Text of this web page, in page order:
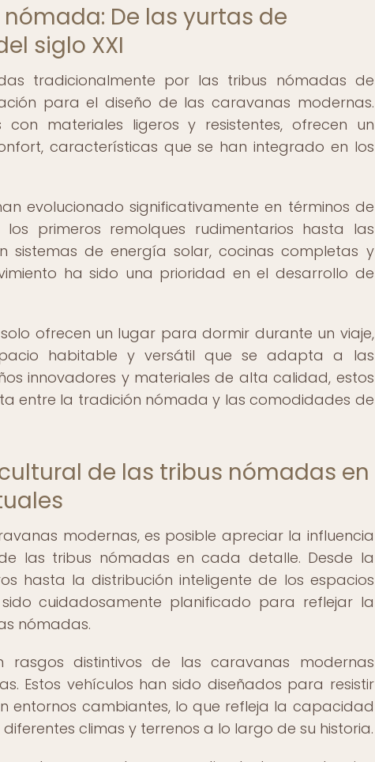
De las yurtas de
siglo XXI
tradicionalmente por las tribus nómadas de
para el diseño de las caravanas modernas.
con materiales ligeros y resistentes, ofrecen un
características que se han integrado en los
evolucionado significativamente en términos de
primeros remolques rudimentarios hasta las
sistemas de energía solar, cocinas completas y
ha sido una prioridad en el desarrollo de
ofrecen un lugar para dormir durante un viaje,
habitable y versátil que se adapta a las
innovadores y materiales de alta calidad, estos
entre la tradición nómada y las comodidades de
de las tribus nómadas en
modernas, es posible apreciar la influencia
las tribus nómadas en cada detalle. Desde la
hasta la distribución inteligente de los espacios
cuidadosamente planificado para reflejar la
nómadas.
distintivos de las caravanas modernas
Estos vehículos han sido diseñados para resistir
entornos cambiantes, lo que refleja la capacidad
climas y terrenos a lo largo de su historia.